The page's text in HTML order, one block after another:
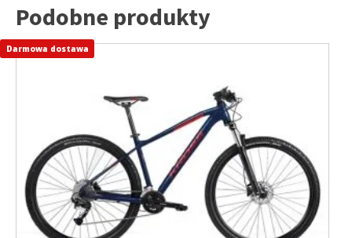
Podobne produkty
Ten
wariantów.
Opcje
można
wybrać
na
stronie
Darmowa dostawa